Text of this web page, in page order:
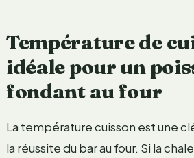
Température de
idéale pour un
fondant au four
La température cuisson est une
la réussite du bar au four. Si la